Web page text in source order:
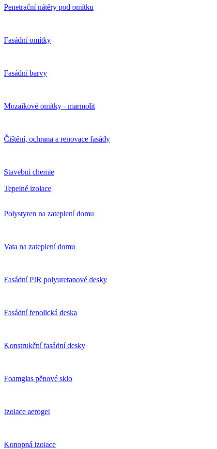
Penetrační nátěry pod omítku
Fasádní omítky
Fasádní barvy
Mozaikové omítky - marmolit
Čištění, ochrana a renovace fasády
Stavební chemie
Tepelné izolace
Polystyren na zateplení domu
Vata na zateplení domu
Fasádní PIR polyuretanové desky
Fasádní fenolická deska
Konstrukční fasádní desky
Foamglas pěnové sklo
Izolace aerogel
Konopná izolace